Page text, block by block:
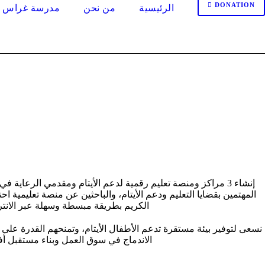
الرئيسية من نحن مدرسة غراس DONATION
إنشاء 3 مراكز ومنصة تعليم رقمية لدعم الأيتام ومقدمي
المهتمين بقضايا التعليم ودعم الأيتام، والباحثين عن منصة تعليمية
الكريم بطريقة مبسطة وسهلة عبر
نسعى لتوفير بيئة مستقرة تدعم الأطفال الأيتام، وتمنحهم القدرة
الاندماج في سوق العمل وبناء مستقبل